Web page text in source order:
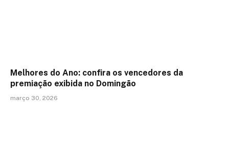
Melhores do Ano: confira os vencedores da
premiação exibida no Domingão
março 30, 2026